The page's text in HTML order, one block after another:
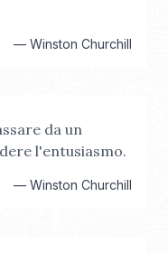
— Winston Churchill
da un
l'entusiasmo.
— Winston Churchill